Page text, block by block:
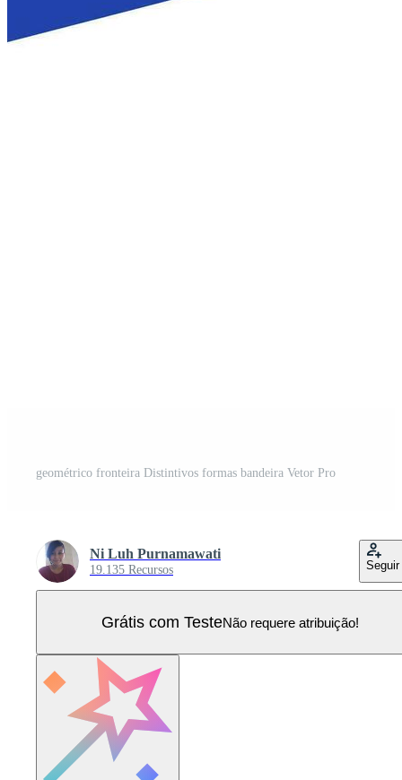
geométrico fronteira Distintivos formas bandeira Vetor Pro
Ni Luh Purnamawati
19.135 Recursos Seguir
Grátis com TesteNão requere atribuição!